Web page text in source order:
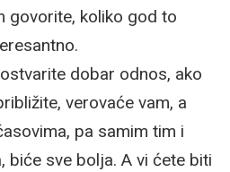
govorite, koliko god to
dobar odnos, ako
verovaće vam, a
pa samim tim i
biće sve bolja. A vi ćete biti